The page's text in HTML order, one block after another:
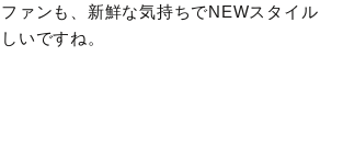
ァンも、新鮮な気持ちでNEWスタイル
いですね。